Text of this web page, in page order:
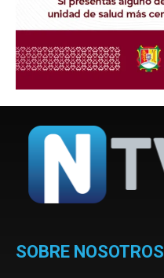
SOBRE NOSOTROS